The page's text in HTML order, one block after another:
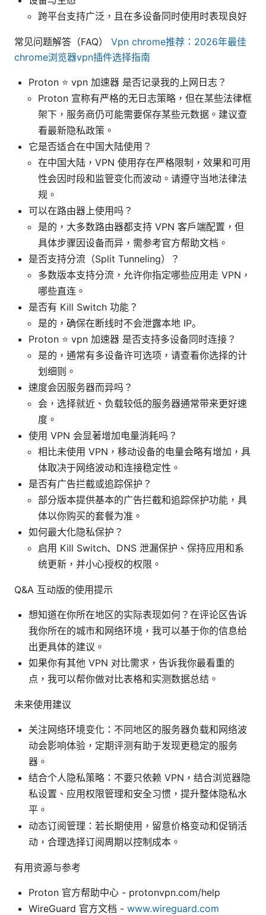
跨平台支持广泛，且在多设备同时使用时表现良好
常见问题解答（FAQ） Vpn chrome推荐：2026年最佳
chrome浏览器vpn插件选择指南
Proton ⭐ vpn 加速器 是否记录我的上网日志？
Proton 宣称有严格的无日志策略，但在某些法律框
架下，服务商仍可能需要保存某些元数据。建议查
看最新隐私政策。
它是否适合在中国大陆使用？
在中国大陆，VPN 使用存在严格限制，效果和可用
性会因时段和监管变化而波动。请遵守当地法律法
规。
可以在路由器上使用吗？
是的，大多数路由器都支持 VPN 客户端配置，但
具体步骤因设备而异，需参考官方帮助文档。
是否支持分流（Split Tunneling）？
多数版本支持分流，允许你指定哪些应用走 VPN，
哪些直连。
是否有 Kill Switch 功能？
是的，确保在断线时不会泄露本地 IP。
Proton ⭐ vpn 加速器 是否支持多设备同时连接？
是的，通常有多设备许可选项，请查看你选择的计
划细则。
速度会因服务器而异吗？
会，选择就近、负载较低的服务器通常带来更好速
度。
使用 VPN 会显著增加电量消耗吗？
相比未使用 VPN，移动设备的电量会略有增加，具
体取决于网络波动和连接稳定性。
是否有广告拦截或追踪保护？
部分版本提供基本的广告拦截和追踪保护功能，具
体以你购买的套餐为准。
如何最大化隐私保护？
启用 Kill Switch、DNS 泄漏保护、保持应用和系
统更新，并小心授权的权限。
Q&A 互动版的使用提示
想知道在你所在地区的实际表现如何？在评论区告诉
我你所在的城市和网络环境，我可以基于你的信息给
出更具体的建议。
如果你有其他 VPN 对比需求，告诉我你最看重的
点，我可以帮你做对比表格和实测数据总结。
未来使用建议
关注网络环境变化：不同地区的服务器负载和网络波
动会影响体验，定期评测有助于发现更稳定的服务
器。
结合个人隐私策略：不要只依赖 VPN，结合浏览器隐
私设置、应用权限管理和安全习惯，提升整体隐私水
平。
动态订阅管理：若长期使用，留意价格变动和促销活
动，合理选择订阅周期以控制成本。
有用资源与参考
Proton 官方帮助中心 - protonvpn.com/help
WireGuard 官方文档 - www.wireguard.com